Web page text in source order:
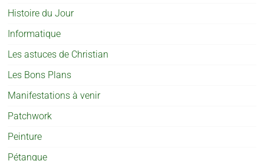
Histoire du Jour
Informatique
Les astuces de Christian
Les Bons Plans
Manifestations à venir
Patchwork
Peinture
Pétanque